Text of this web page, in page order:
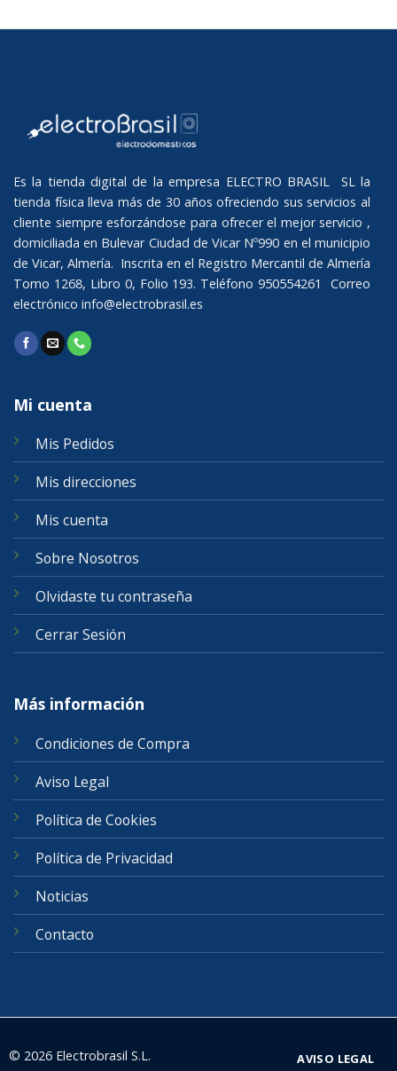
Es la tienda digital de la empresa ELECTRO BRASIL SL la
tienda física lleva más de 30 años ofreciendo sus servicios al
cliente siempre esforzándose para ofrecer el mejor servicio ,
domiciliada en Bulevar Ciudad de Vicar Nº990 en el municipio
de Vicar, Almería. Inscrita en el Registro Mercantil de Almería
Tomo 1268, Libro 0, Folio 193. Teléfono 950554261 Correo
electrónico info@electrobrasil.es
Mi cuenta
Mis Pedidos
Mis direcciones
Mis cuenta
Sobre Nosotros
Olvidaste tu contraseña
Cerrar Sesión
Más información
Condiciones de Compra
Aviso Legal
Política de Cookies
Política de Privacidad
Noticias
Contacto
© 2026 Electrobrasil S.L. AVISO LEGAL